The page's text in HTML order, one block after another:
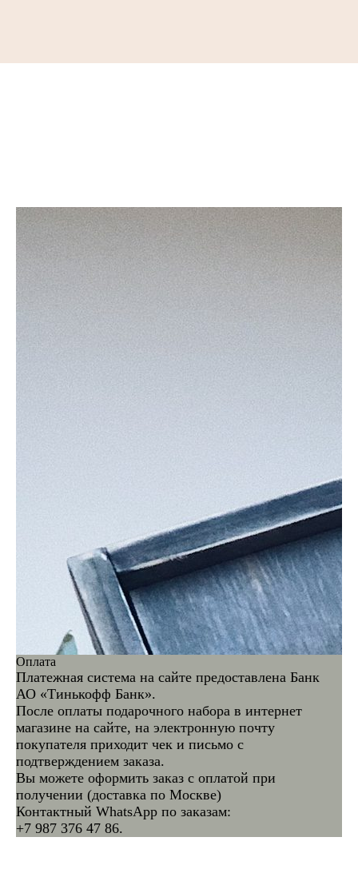
Оплата
Платежная система на сайте предоставлена Банк
АО «Тинькофф Банк».
После оплаты подарочного набора в интернет
магазине на сайте, на электронную почту
покупателя приходит чек и письмо с
подтверждением заказа.
Вы можете оформить заказ с оплатой при
получении (доставка по Москве)
Контактный WhatsApp по заказам:
+7 987 376 47 86.